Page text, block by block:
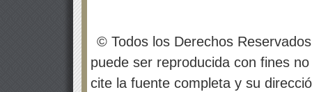
© Todos los Derechos
puede ser reproducida con fines
cite la fuente completa y su